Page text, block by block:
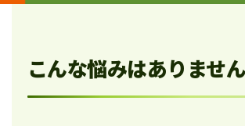
こんな悩みはありませ